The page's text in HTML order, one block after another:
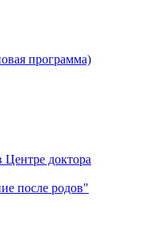
программа)
Центре доктора
после родов"